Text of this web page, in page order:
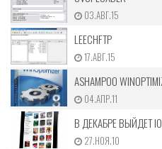
03.АВГ.15
LEECHFTP
17.АВГ.15
ASHAMPOO
04.АПР.11
В ДЕКАБРЕ ВЫЙДЕТ
27.НОЯ.10